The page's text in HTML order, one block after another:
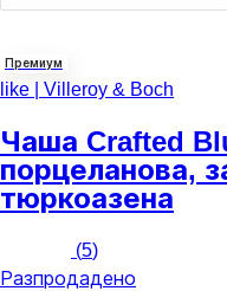
Премиум
like | Villeroy & Boch
Чаша Crafted
порцеланова,
тюркоазена
(5)
Разпродадено